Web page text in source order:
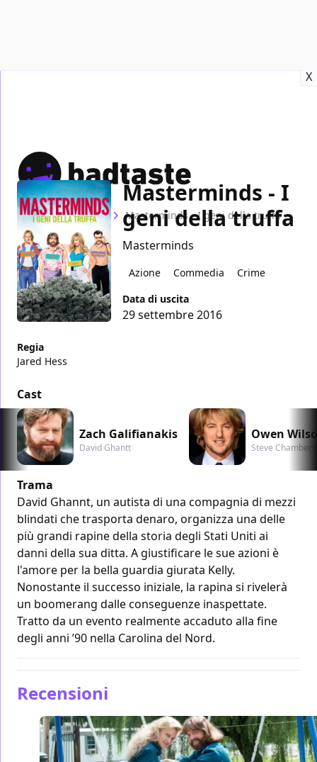
X
Home Film Masterminds - I geni della truffa
Masterminds - I
geni della truffa
Masterminds
Azione Commedia
Crime
Data di uscita
29 settembre 2016
Regia
Jared Hess
Cast
Zach Galifianakis
David Ghantt
Owen
Steve Chambers
Trama
David Ghannt, un autista di una compagnia di mezzi
blindati che trasporta denaro, organizza una delle
più grandi rapine della storia degli Stati Uniti ai
danni della sua ditta. A giustificare le sue azioni è
l'amore per la bella guardia giurata Kelly.
Nonostante il successo iniziale, la rapina si rivelerà
un boomerang dalle conseguenze inaspettate.
Tratto da un evento realmente accaduto alla fine
degli anni ’90 nella Carolina del Nord.
Recensioni